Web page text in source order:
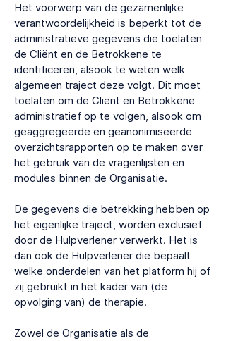
Het voorwerp van de gezamenlijke
verantwoordelijkheid is beperkt tot de
administratieve gegevens die toelaten
de Cliënt en de Betrokkene te
identificeren, alsook te weten welk
algemeen traject deze volgt. Dit moet
toelaten om de Cliënt en Betrokkene
administratief op te volgen, alsook om
geaggregeerde en geanonimiseerde
overzichtsrapporten op te maken over
het gebruik van de vragenlijsten en
modules binnen de Organisatie.
De gegevens die betrekking hebben op
het eigenlijke traject, worden exclusief
door de Hulpverlener verwerkt. Het is
dan ook de Hulpverlener die bepaalt
welke onderdelen van het platform hij of
zij gebruikt in het kader van (de
opvolging van) de therapie.
Zowel de Organisatie als de